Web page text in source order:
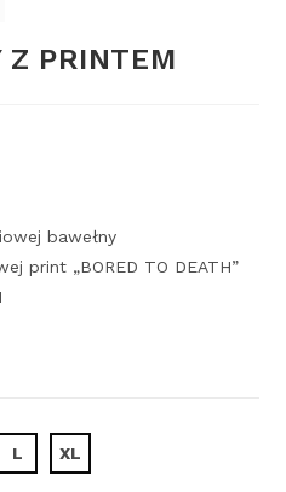
PRINTEM
bawełny
print „BORED TO DEATH”
L XL